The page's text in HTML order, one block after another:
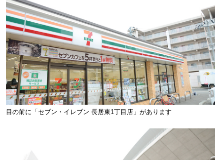
目の前に「セブン・イレブン 長居東1丁目店」があります